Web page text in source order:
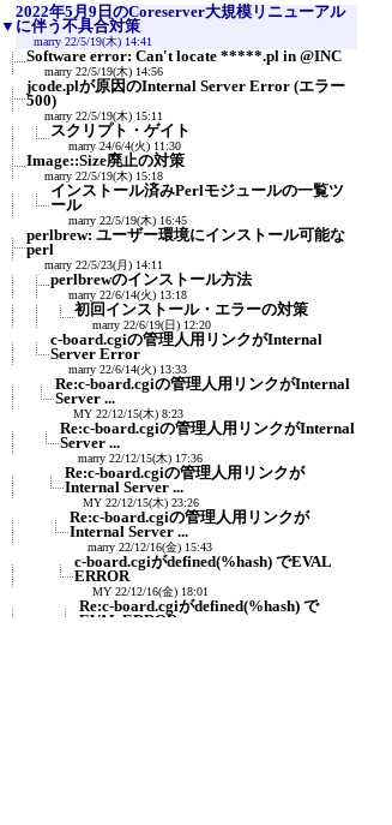
▼
2022年5月9日のCoreserver大規模リニューアル
に伴う不具合対策
marry 22/5/19(木) 14:41
Software error: Can't locate *****.pl in @INC
marry 22/5/19(木) 14:56
jcode.plが原因のInternal Server Error (エラー
500)
marry 22/5/19(木) 15:11
スクリプト・ゲイト
marry 24/6/4(火) 11:30
Image::Size廃止の対策
marry 22/5/19(木) 15:18
インストール済みPerlモジュールの一覧ツ
ール
marry 22/5/19(木) 16:45
perlbrew: ユーザー環境にインストール可能な
perl
marry 22/5/23(月) 14:11
perlbrewのインストール方法
marry 22/6/14(火) 13:18
初回インストール・エラーの対策
marry 22/6/19(日) 12:20
c-board.cgiの管理人用リンクがInternal
Server Error
marry 22/6/14(火) 13:33
Re:c-board.cgiの管理人用リンクがInternal
Server ...
MY 22/12/15(木) 8:23
Re:c-board.cgiの管理人用リンクがInternal
Server ...
marry 22/12/15(木) 17:36
Re:c-board.cgiの管理人用リンクが
Internal Server ...
MY 22/12/15(木) 23:26
Re:c-board.cgiの管理人用リンクが
Internal Server ...
marry 22/12/16(金) 15:43
c-board.cgiがdefined(%hash) でEVAL
ERROR
MY 22/12/16(金) 18:01
Re:c-board.cgiがdefined(%hash) で
EVAL ERROR